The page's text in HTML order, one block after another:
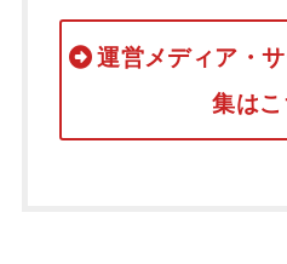
運営メディア・
集はこ